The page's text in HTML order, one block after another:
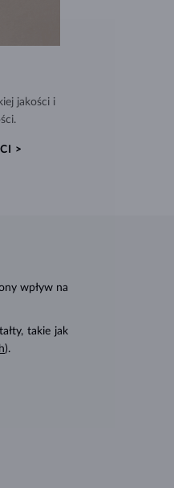
jakości i
>
wpływ na
takie jak
).